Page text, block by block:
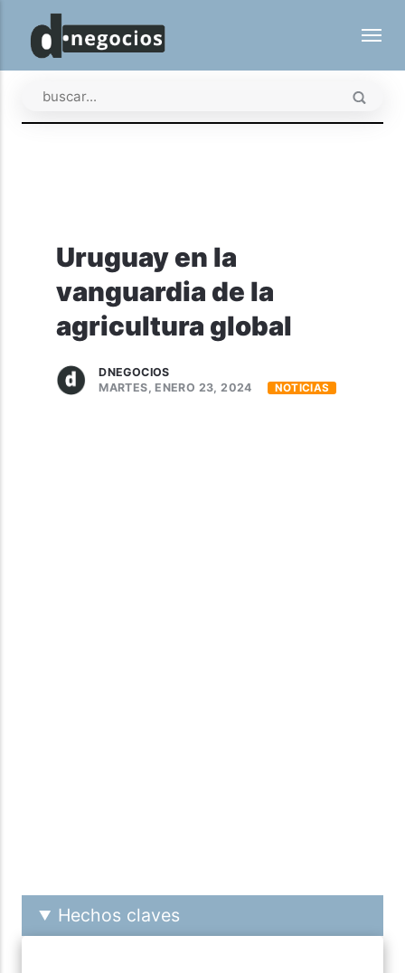
Uruguay en la
vanguardia de la
agricultura global
DNEGOCIOS
MARTES, ENERO 23, 2024
NOTICIAS
Hechos claves